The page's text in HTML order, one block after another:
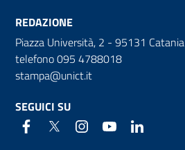
REDAZIONE
Piazza Università, 2 - 95131 Catania
telefono 095 4788018
stampa@unict.it
SEGUICI SU